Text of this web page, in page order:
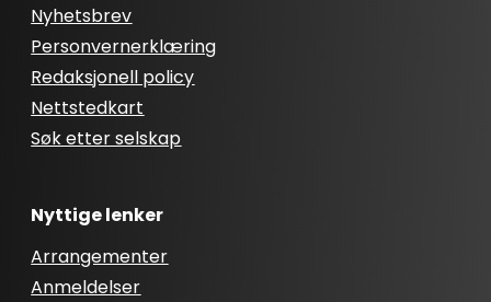
Nyhetsbrev
Personvernerklæring
Redaksjonell policy
Nettstedkart
Søk etter selskap
Nyttige lenker
Arrangementer
Anmeldelser